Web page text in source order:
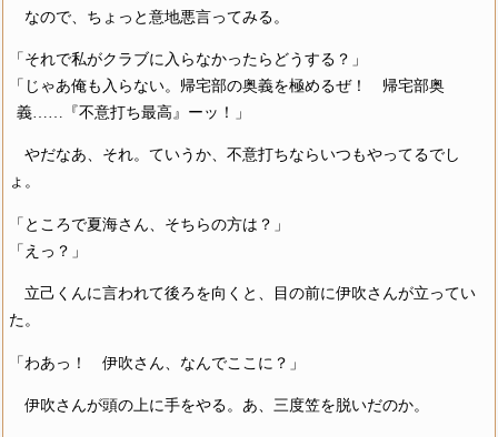
なので、ちょっと意地悪言ってみる。
「それで私がクラブに入らなかったらどうする？」
「じゃあ俺も入らない。帰宅部の奥義を極めるぜ！ 帰宅部奥
義……『不意打ち最高』ーッ！」
やだなあ、それ。ていうか、不意打ちならいつもやってるでし
ょ。
「ところで夏海さん、そちらの方は？」
「えっ？」
立己くんに言われて後ろを向くと、目の前に伊吹さんが立ってい
た。
「わあっ！ 伊吹さん、なんでここに？」
伊吹さんが頭の上に手をやる。あ、三度笠を脱いだのか。